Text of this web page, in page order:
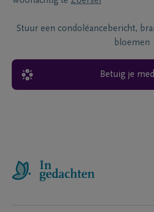
Stuur een condoléancebericht,
bloemen
Betuig je